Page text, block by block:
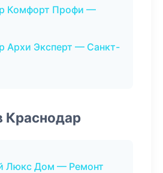
Комфорт Профи —
Архи Эксперт — Санкт-
Краснодар
Люкс Дом — Ремонт